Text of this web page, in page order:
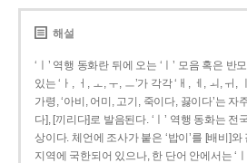
해설
‘ㅣ’ 역행 동화란 뒤에 오는 ‘ㅣ’ 모음 혹은 반
있는 ‘ㅏ, ㅓ, ㅗ, ㅜ, ㅡ’가 각각 ‘ㅐ, ㅔ, ㅚ, ㅟ,
가령, ‘아비, 어미, 고기, 죽이다, 끓이다’는 자
다], [끼리다]로 발음된다. ‘ㅣ’ 역행 동화는 전
상이다. 체언에 조사가 붙은 ‘밥이’를 [배비]
지역에 국한되어 있으나, 한 단어 안에서는 ‘